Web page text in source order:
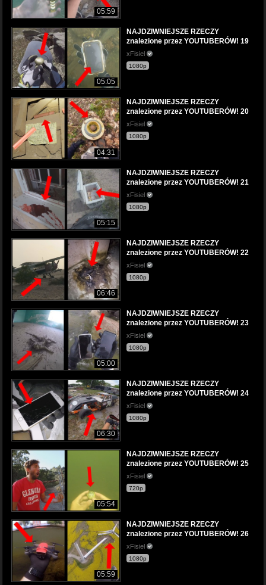
05:59
05:05
NAJDZIWNIEJSZE RZECZY
znalezione przez YOUTUBERÓW! 19
xFisiel
1080p
04:31
NAJDZIWNIEJSZE RZECZY
znalezione przez YOUTUBERÓW! 20
xFisiel
1080p
05:15
NAJDZIWNIEJSZE RZECZY
znalezione przez YOUTUBERÓW! 21
xFisiel
1080p
06:46
NAJDZIWNIEJSZE RZECZY
znalezione przez YOUTUBERÓW! 22
xFisiel
1080p
05:00
NAJDZIWNIEJSZE RZECZY
znalezione przez YOUTUBERÓW! 23
xFisiel
1080p
06:30
NAJDZIWNIEJSZE RZECZY
znalezione przez YOUTUBERÓW! 24
xFisiel
1080p
05:54
NAJDZIWNIEJSZE RZECZY
znalezione przez YOUTUBERÓW! 25
xFisiel
720p
05:59
NAJDZIWNIEJSZE RZECZY
znalezione przez YOUTUBERÓW! 26
xFisiel
1080p